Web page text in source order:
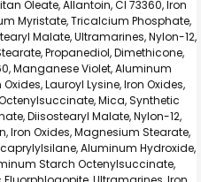
Oleate, Allantoin, CI 73360, Iron
Myristate, Tricalcium Phosphate,
Malate, Ultramarines, Nylon-12,
Propanediol, Dimethicone,
Manganese Violet, Aluminum
Lauroyl Lysine, Iron Oxides,
Mica, Synthetic
Diisostearyl Malate, Nylon-12,
Iron Oxides, Magnesium Stearate,
Aluminum Hydroxide,
Starch Octenylsuccinate,